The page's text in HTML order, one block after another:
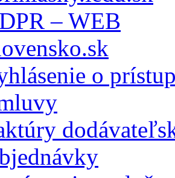
– WEB
o